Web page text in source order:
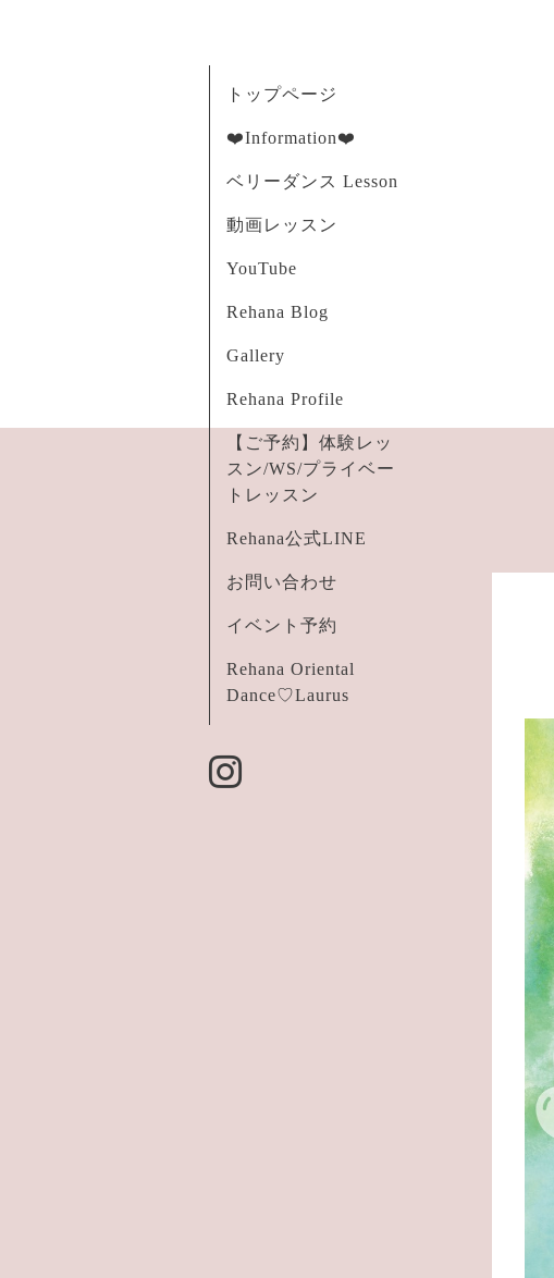
トップページ
❤️Information❤️
ベリーダンス Lesson
動画レッスン
YouTube
Rehana Blog
Gallery
Rehana Profile
【ご予約】体験レッ
スン/WS/プライベー
トレッスン
Rehana公式LINE
お問い合わせ
イベント予約
Rehana Oriental
Dance♡Laurus